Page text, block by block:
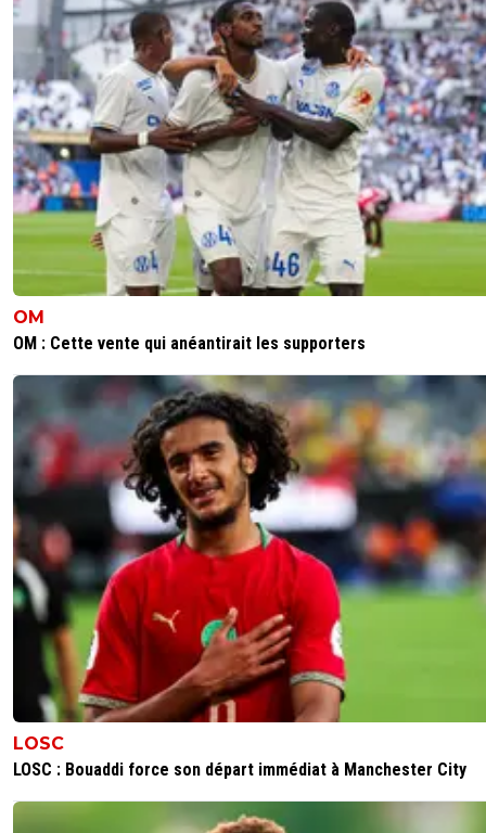
OM
OM : Cette vente qui anéantirait les supporters
LOSC
LOSC : Bouaddi force son départ immédiat à Manchester City